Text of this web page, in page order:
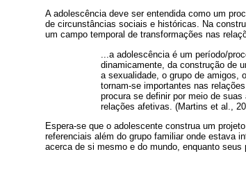
A adolescência deve ser entendida como um
de circunstâncias sociais e históricas. Na
um campo temporal de transformações nas
...a adolescência é um período/
dinamicamente, da construção de
a sexualidade, o grupo de amigos,
tornam-se importantes nas
procura se definir por meio de
relações afetivas. (Martins et al.,
Espera-se que o adolescente construa um
referenciais além do grupo familiar onde estava
acerca de si mesmo e do mundo, enquanto